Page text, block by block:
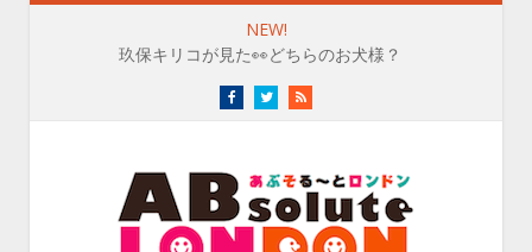
NEW!
玖保キリコが見た👀どちらのお犬様？
FacebookTwitterRSS